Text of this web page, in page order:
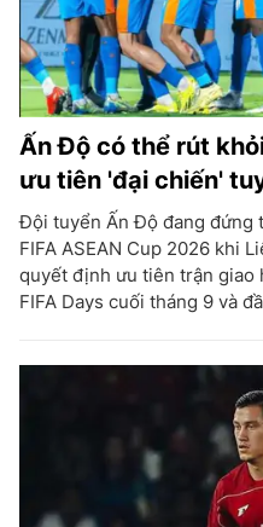
Ấn Độ có thể rút
ưu tiên 'đại chiến'
Đội tuyển Ấn Độ đang đứng
FIFA ASEAN Cup 2026 khi
quyết định ưu tiên trận
FIFA Days cuối tháng 9 và